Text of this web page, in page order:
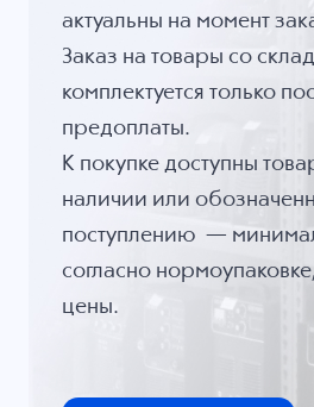
актуальны на момент
Заказ на товары со
комплектуется только
предоплаты.
К покупке доступны
наличии или
поступлению —
согласно
цены.